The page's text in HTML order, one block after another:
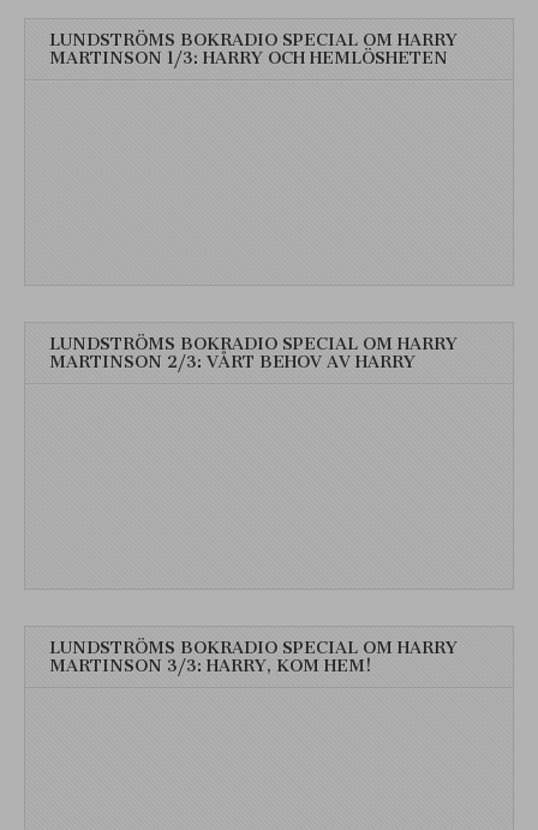
LUNDSTRÖMS BOKRADIO SPECIAL OM HARRY
MARTINSON 1/3: HARRY OCH HEMLÖSHETEN
LUNDSTRÖMS BOKRADIO SPECIAL OM HARRY
MARTINSON 2/3: VÅRT BEHOV AV HARRY
LUNDSTRÖMS BOKRADIO SPECIAL OM HARRY
MARTINSON 3/3: HARRY, KOM HEM!